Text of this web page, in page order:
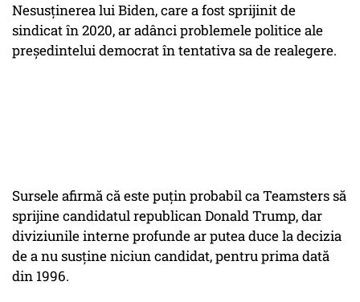
Nesusținerea lui Biden, care a fost sprijinit de
sindicat în 2020, ar adânci problemele politice ale
președintelui democrat în tentativa sa de realegere.
Sursele afirmă că este puțin probabil ca Teamsters să
sprijine candidatul republican Donald Trump, dar
diviziunile interne profunde ar putea duce la decizia
de a nu susține niciun candidat, pentru prima dată
din 1996.